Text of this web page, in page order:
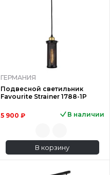
ГЕРМАНИЯ
Подвесной светильник
Favourite Strainer 1788-1P
5 900 ₽ В наличии
В корзину